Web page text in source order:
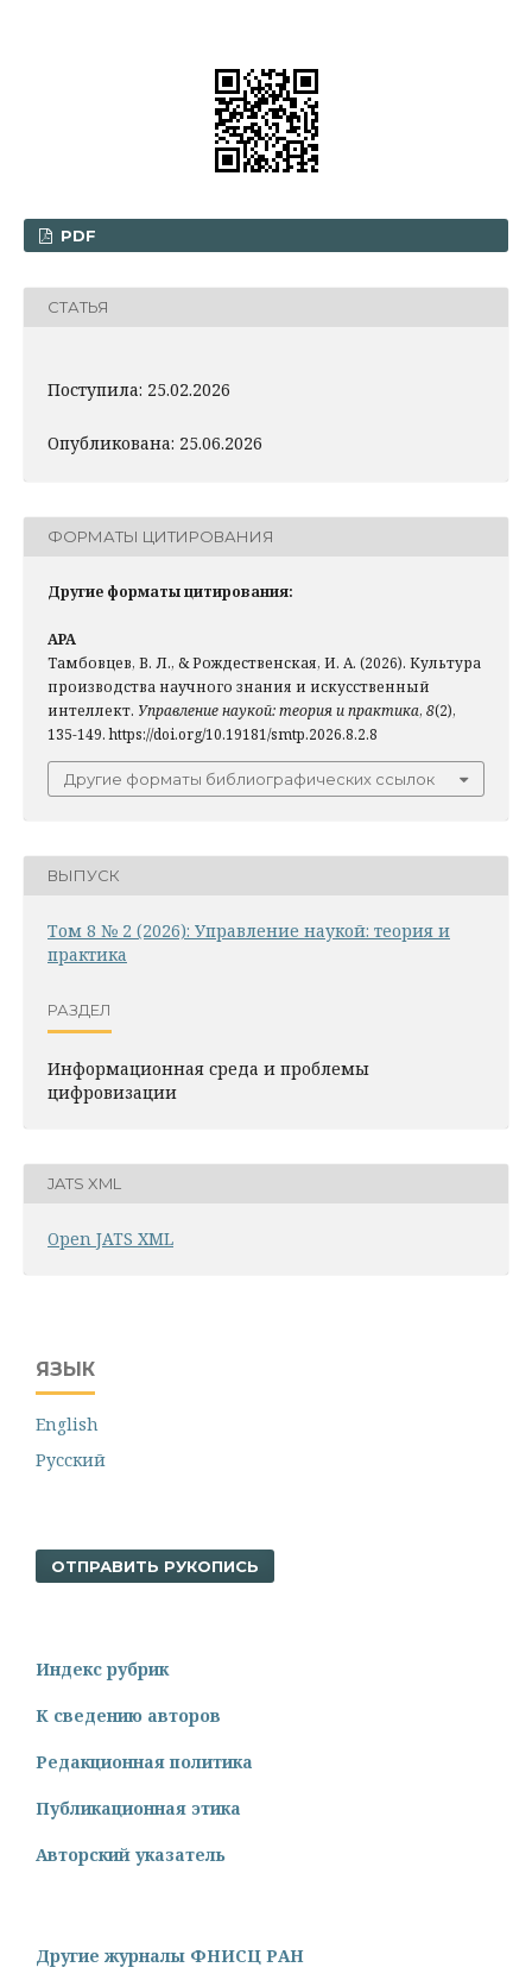
PDF
СТАТЬЯ
Поступила: 25.02.2026
Опубликована: 25.06.2026
ФОРМАТЫ ЦИТИРОВАНИЯ
Другие форматы цитирования:
APA
Тамбовцев, В. Л., & Рождественская, И. А. (2026). Культура
производства научного знания и искусственный
интеллект. Управление наукой: теория и практика, 8(2),
135-149. https://doi.org/10.19181/smtp.2026.8.2.8
Другие форматы библиографических ссылок
ВЫПУСК
Том 8 № 2 (2026): Управление наукой: теория и
практика
РАЗДЕЛ
Информационная среда и проблемы
цифровизации
JATS XML
Open JATS XML
ЯЗЫК
English
Русский
ОТПРАВИТЬ РУКОПИСЬ
Индекс рубрик
К сведению авторов
Редакционная политика
Публикационная этика
Авторский указатель
Другие журналы ФНИСЦ РАН